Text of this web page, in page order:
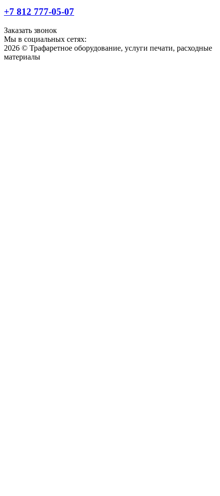
+7 812 777-05-07
Заказать звонок
Мы в социальных сетях:
2026 © Трафаретное оборудование, услуги печати, расходные
материалы